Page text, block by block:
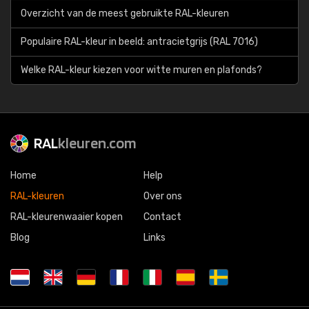
Overzicht van de meest gebruikte RAL-kleuren
Populaire RAL-kleur in beeld: antracietgrijs (RAL 7016)
Welke RAL-kleur kiezen voor witte muren en plafonds?
RALkleuren.com
Home
RAL-kleuren
RAL-kleurenwaaier kopen
Blog
Help
Over ons
Contact
Links